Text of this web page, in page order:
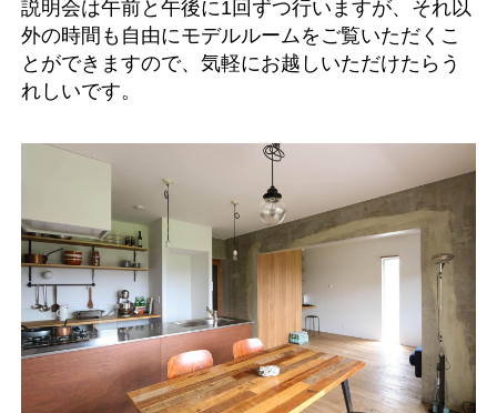
説明会は午前と午後に1回ずつ行いますが、それ以
外の時間も自由にモデルルームをご覧いただくこ
とができますので、気軽にお越しいただけたらう
れしいです。